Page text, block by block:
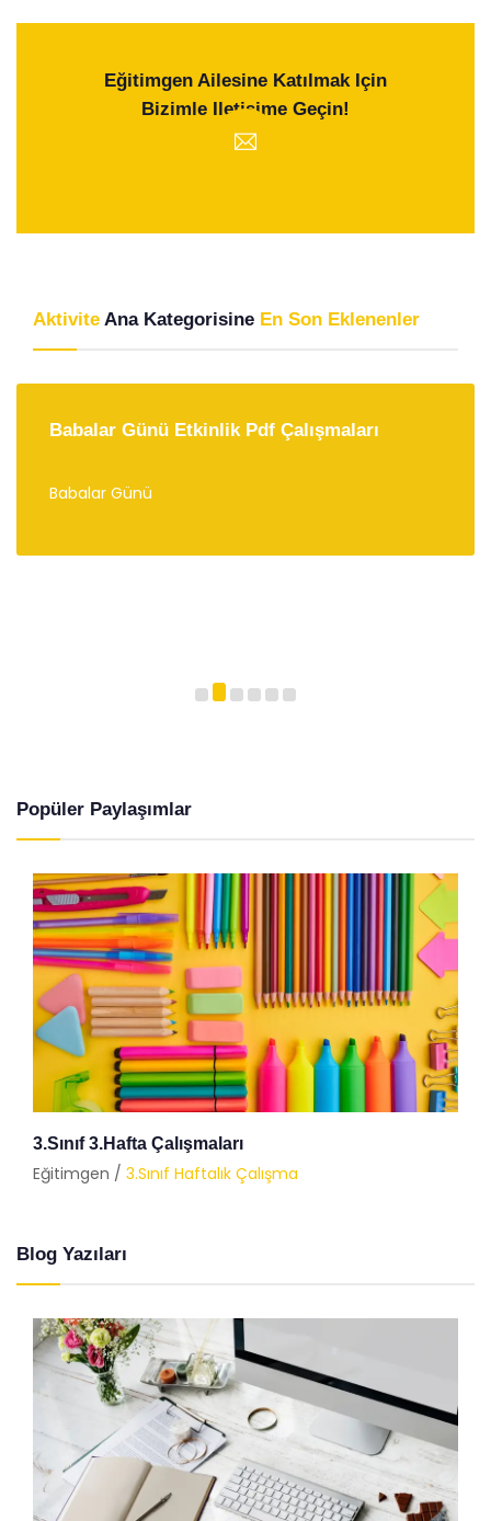
Eğitimgen Ailesine Katılmak Için
Bizimle Iletişime Geçin!
Aktivite Ana Kategorisine En Son Eklenenler
Babalar Günü Etkinlik Pdf Çalışmaları
Babalar Günü
Popüler Paylaşımlar
3.Sınıf 3.Hafta Çalışmaları
Eğitimgen / 3.Sınıf Haftalık Çalışma
Blog Yazıları